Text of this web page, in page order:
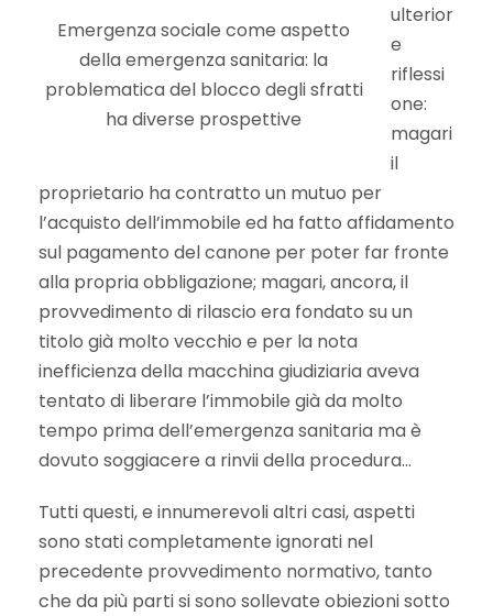
Emergenza sociale come aspetto
della emergenza sanitaria: la
problematica del blocco degli sfratti
ha diverse prospettive
ulterior
e
riflessi
one:
magari
il
proprietario ha contratto un mutuo per
l’acquisto dell’immobile ed ha fatto affidamento
sul pagamento del canone per poter far fronte
alla propria obbligazione; magari, ancora, il
provvedimento di rilascio era fondato su un
titolo già molto vecchio e per la nota
inefficienza della macchina giudiziaria aveva
tentato di liberare l’immobile già da molto
tempo prima dell’emergenza sanitaria ma è
dovuto soggiacere a rinvii della procedura…
Tutti questi, e innumerevoli altri casi, aspetti
sono stati completamente ignorati nel
precedente provvedimento normativo, tanto
che da più parti si sono sollevate obiezioni sotto